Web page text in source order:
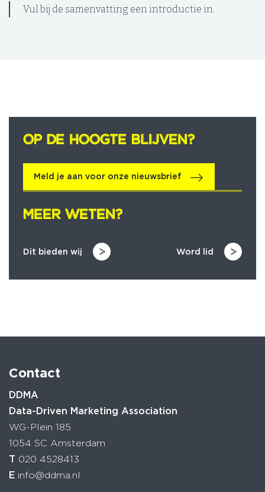
Vul bij de samenvatting een introductie in.
OP DE HOOGTE BLIJVEN?
OP DE HOOGTE BLIJVEN?
Meld je aan voor onze nieuwsbrief
MEER WETEN?
MEER WETEN?
Dit bieden wij Word lid
Contact
DDMA
Data-Driven Marketing Association
WG-Plein 185
1054 SC Amsterdam
T 020 4528413
E info@ddma.nl